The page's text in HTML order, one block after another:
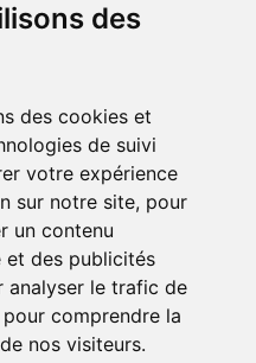
des
des cookies et
de suivi
votre expérience
sur notre site, pour
un contenu
et des publicités
analyser le trafic de
comprendre la
nos visiteurs.
sociaux
d’Amiens vous souhaitent de
pharmaceutiques,